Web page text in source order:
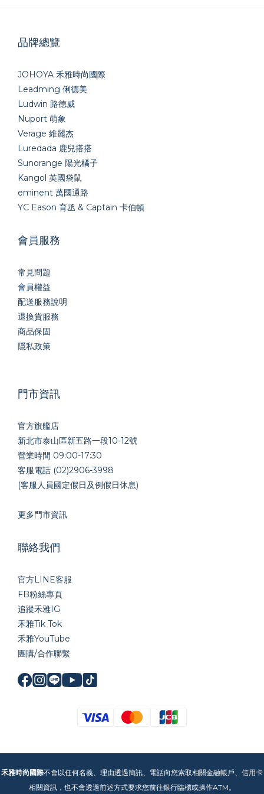
品牌總覽
JOHOYA 禾雅時尚國際
Leadming 俐德美
Ludwin 路德威
Nuport 萌象
Verage 維麗杰
Luredada 鹿兒搭搭
Sunorange 陽光橘子
Kangol 英國袋鼠
eminent 萬國通路
YC Eason 育丞 & Captain 卡伯頓
會員服務
常見問題
會員權益
配送服務說明
退換貨服務
商品保固
隱私政策
門市資訊
官方旗艦店
新北市泰山區新五路一段10-12號
營業時間 09:00-17:30
客服電話 (02)2906-3998
(客服人員國定假日及例假日休息)
更多門市資訊
聯絡我們
官方LINE客服
FB粉絲專頁
追蹤禾雅IG
禾雅Tik Tok
禾雅YouTube
團購/合作聯繫
禾雅時尚國際不會以任何名義、理由透過簡訊、電話向您索取相關金融帳戶、信用卡
相關資訊，也不會透過前述方式要求您前往銀行臨櫃或操作ATM。